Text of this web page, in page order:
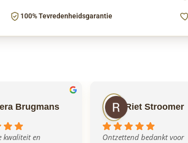
100% Tevredenheidsgarantie
Brugmans
kwaliteit en
Riet Stroomer
Ontzettend bedankt voor